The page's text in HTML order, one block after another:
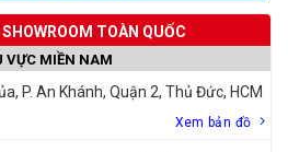
TOÀN QUỐC
VỰC MIỀN NAM
P. An Khánh, Quận 2, Thủ Đức, HCM
Xem bản đồ